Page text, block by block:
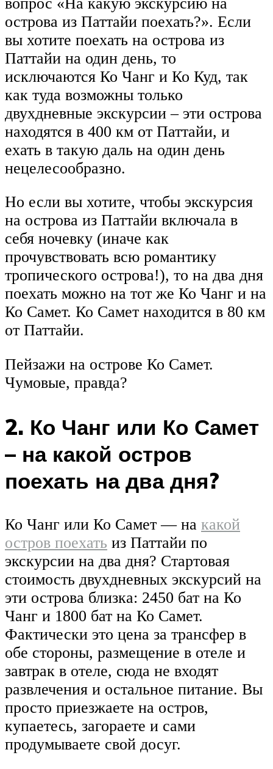
острова из Паттайи поехать?». Если
вы хотите поехать на острова из
Паттайи на один день, то
исключаются Ко Чанг и Ко Куд, так
как туда возможны только
двухдневные экскурсии – эти острова
находятся в 400 км от Паттайи, и
ехать в такую даль на один день
нецелесообразно.
Но если вы хотите, чтобы экскурсия
на острова из Паттайи включала в
себя ночевку (иначе как
прочувствовать всю романтику
тропического острова!), то на два дня
поехать можно на тот же Ко Чанг и на
Ко Самет. Ко Самет находится в 80 км
от Паттайи.
Пейзажи на острове Ко Самет.
Чумовые, правда?
2. Ко Чанг или Ко Самет
– на какой остров
поехать на два дня?
Ко Чанг или Ко Самет — на какой
остров поехать из Паттайи по
экскурсии на два дня? Стартовая
стоимость двухдневных экскурсий на
эти острова близка: 2450 бат на Ко
Чанг и 1800 бат на Ко Самет.
Фактически это цена за трансфер в
обе стороны, размещение в отеле и
завтрак в отеле, сюда не входят
развлечения и остальное питание. Вы
просто приезжаете на остров,
купаетесь, загораете и сами
продумываете свой досуг.